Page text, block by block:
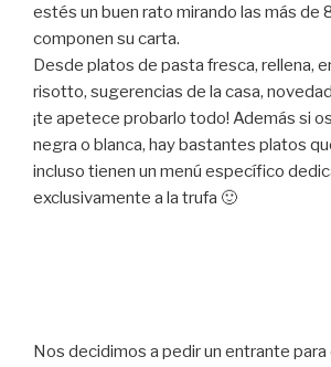
estés un buen rato mirando las más de
componen su carta.
Desde platos de pasta fresca, rellena,
risotto, sugerencias de la casa,
¡te apetece probarlo todo! Además si
negra o blanca, hay bastantes platos
incluso tienen un menú específico
exclusivamente a la trufa 🙂
Nos decidimos a pedir un entrante para